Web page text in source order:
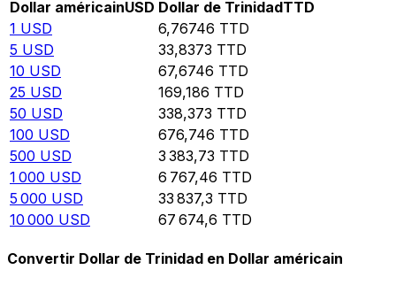
Dollar américainUSD Dollar de TrinidadTTD
1 USD 6,76746 TTD
5 USD 33,8373 TTD
10 USD 67,6746 TTD
25 USD 169,186 TTD
50 USD 338,373 TTD
100 USD 676,746 TTD
500 USD 3 383,73 TTD
1 000 USD 6 767,46 TTD
5 000 USD 33 837,3 TTD
10 000 USD 67 674,6 TTD
Convertir Dollar de Trinidad en Dollar américain